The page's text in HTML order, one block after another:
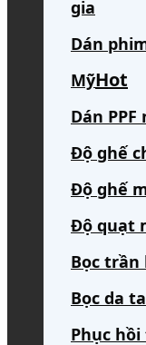
gia
Dán
Mỹ
Dán
Độ ghế
Độ ghế
Độ quạt
Bọc trần
Bọc da
Phục